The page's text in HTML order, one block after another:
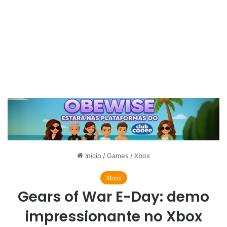
Início /Games /Xbox
Xbox
Gears of War E-Day: demo
impressionante no Xbox